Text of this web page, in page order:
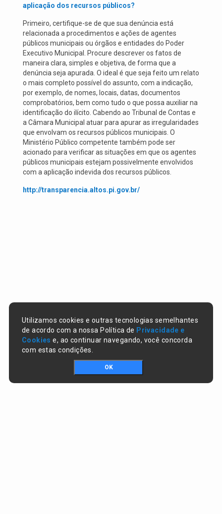
aplicação dos recursos públicos?
Primeiro, certifique-se de que sua denúncia está
relacionada a procedimentos e ações de agentes
públicos municipais ou órgãos e entidades do Poder
Executivo Municipal. Procure descrever os fatos de
maneira clara, simples e objetiva, de forma que a
denúncia seja apurada. O ideal é que seja feito um relato
o mais completo possível do assunto, com a indicação,
por exemplo, de nomes, locais, datas, documentos
comprobatórios, bem como tudo o que possa auxiliar na
identificação do ilícito. Cabendo ao Tribunal de Contas e
a Câmara Municipal atuar para apurar as irregularidades
que envolvam os recursos públicos municipais. O
Ministério Público competente também pode ser
acionado para verificar as situações em que os agentes
públicos municipais estejam possivelmente envolvidos
com a aplicação indevida dos recursos públicos.
http://transparencia.altos.pi.gov.br/
Utilizamos cookies e outras tecnologias semelhantes
de acordo com a nossa Política de Privacidade e
Cookies e, ao continuar navegando, você concorda
com estas condições.
OK